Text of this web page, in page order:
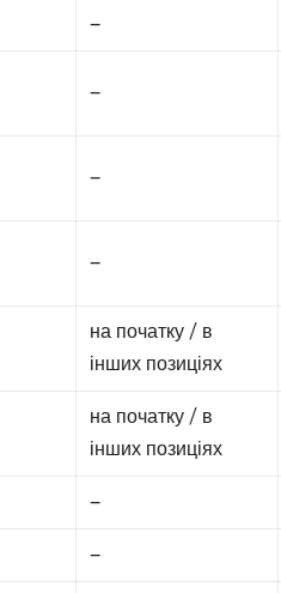
—
—
—
—
на початку / в
інших позиціях
на початку / в
інших позиціях
—
—